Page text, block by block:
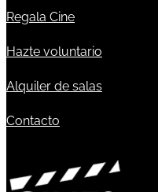
Regala Cine
Hazte voluntario
Alquiler de salas
Contacto